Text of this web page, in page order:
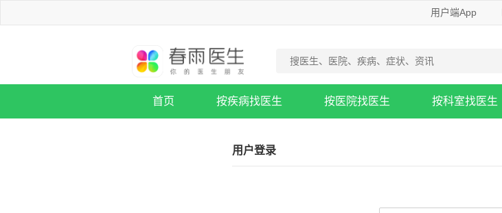
用户端App
首页 按疾病找医生 按医院找医生 按科室找医生
用户登录